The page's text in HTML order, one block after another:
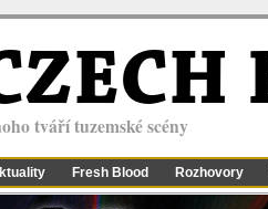
tváří tuzemské scény
Fresh Blood Rozhovory